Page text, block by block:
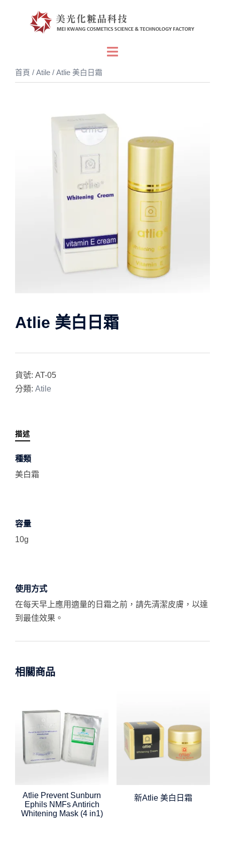
Toggle
首頁 / Atile / Atlie 美白日霜
Atlie 美白日霜
貨號: AT-05
分類: Atile
描述
種類
美白霜
容量
10g
使用方式
在每天早上應用適量的日霜之前，請先清潔皮膚，以達
到最佳效果。
相關商品
Atlie Prevent Sunburn
Ephils NMFs Antirich
Whitening Mask (4 in1)
新Atlie 美白日霜